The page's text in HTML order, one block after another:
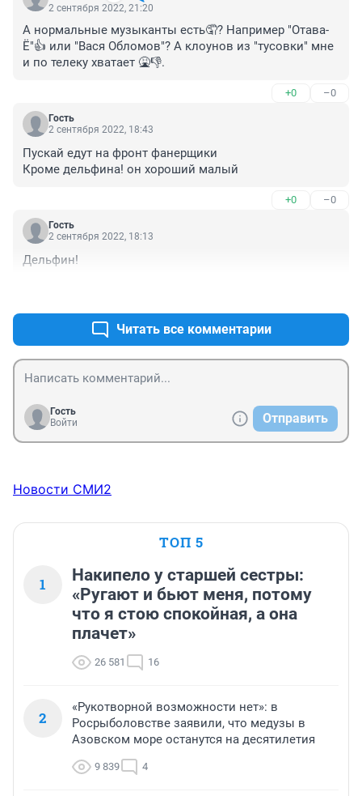
2 сентября 2022, 21:20
А нормальные музыканты есть🤦? Например "Отава-
Ё"👍 или "Вася Обломов"? А клоунов из "тусовки" мне
и по телеку хватает 🤮👎.
+0 –0
Гость
2 сентября 2022, 18:43
Пускай едут на фронт фанерщики
Кроме дельфина! он хороший малый
+0 –0
Гость
2 сентября 2022, 18:13
Дельфин!
Читать все комментарии
Гость
Войти
Отправить
Новости СМИ2
ТОП 5
1
Накипело у старшей сестры:
«Ругают и бьют меня, потому
что я стою спокойная, а она
плачет»
26 581 16
2
«Рукотворной возможности нет»: в
Росрыболовстве заявили, что медузы в
Азовском море останутся на десятилетия
9 839 4